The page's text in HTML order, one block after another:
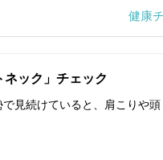
健康
ネック」チェック
で見続けていると、肩こりや頭